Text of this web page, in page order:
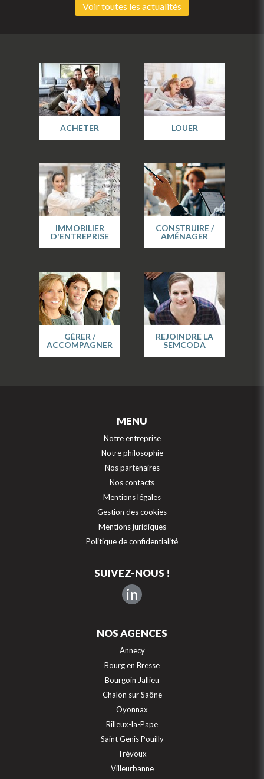
Voir toutes les actualités
ACHETER LOUER
IMMOBILIER
D'ENTREPRISE
CONSTRUIRE /
AMÉNAGER
GÉRER /
ACCOMPAGNER
REJOINDRE LA
SEMCODA
MENU
Notre entreprise
Notre philosophie
Nos partenaires
Nos contacts
Mentions légales
Gestion des cookies
Mentions juridiques
Politique de confidentialité
SUIVEZ-NOUS !
in
NOS AGENCES
Annecy
Bourg en Bresse
Bourgoin Jallieu
Chalon sur Saône
Oyonnax
Rilleux-la-Pape
Saint Genis Pouilly
Trévoux
Villeurbanne